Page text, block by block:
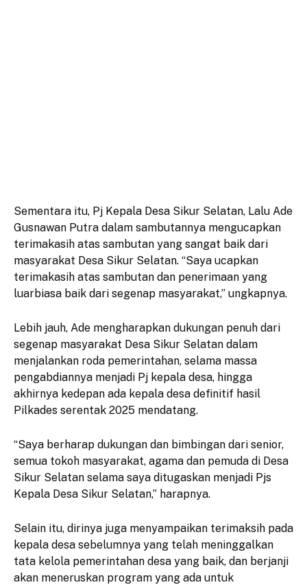
Sementara itu, Pj Kepala Desa Sikur Selatan, Lalu Ade
Gusnawan Putra dalam sambutannya mengucapkan
terimakasih atas sambutan yang sangat baik dari
masyarakat Desa Sikur Selatan. “Saya ucapkan
terimakasih atas sambutan dan penerimaan yang
luarbiasa baik dari segenap masyarakat,” ungkapnya.
Lebih jauh, Ade mengharapkan dukungan penuh dari
segenap masyarakat Desa Sikur Selatan dalam
menjalankan roda pemerintahan, selama massa
pengabdiannya menjadi Pj kepala desa, hingga
akhirnya kedepan ada kepala desa definitif hasil
Pilkades serentak 2025 mendatang.
“Saya berharap dukungan dan bimbingan dari senior,
semua tokoh masyarakat, agama dan pemuda di Desa
Sikur Selatan selama saya ditugaskan menjadi Pjs
Kepala Desa Sikur Selatan,” harapnya.
Selain itu, dirinya juga menyampaikan terimaksih pada
kepala desa sebelumnya yang telah meninggalkan
tata kelola pemerintahan desa yang baik, dan berjanji
akan meneruskan program yang ada untuk